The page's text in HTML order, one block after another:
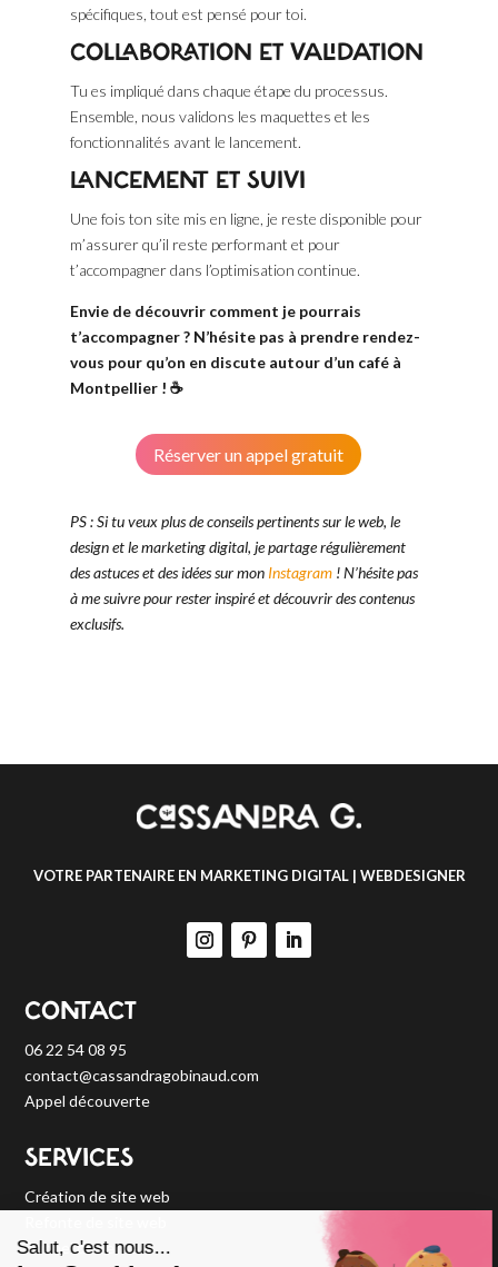
spécifiques, tout est pensé pour toi.
COLLABORATION ET VALIDATION
Tu es impliqué dans chaque étape du processus.
Ensemble, nous validons les maquettes et les
fonctionnalités avant le lancement.
LANCEMENT ET SUIVI
Une fois ton site mis en ligne, je reste disponible pour
m’assurer qu’il reste performant et pour
t’accompagner dans l’optimisation continue.
Envie de découvrir comment je pourrais
t’accompagner ? N’hésite pas à prendre rendez-
vous pour qu’on en discute autour d’un café à
Montpellier ! ☕
Réserver un appel gratuit
PS : Si tu veux plus de conseils pertinents sur le web, le
design et le marketing digital, je partage régulièrement
des astuces et des idées sur mon Instagram! N’hésite pas
à me suivre pour rester inspiré et découvrir des contenus
exclusifs.
VOTRE PARTENAIRE EN MARKETING DIGITAL | WEBDESIGNER
CONTACT
06 22 54 08 95
contact@cassandragobinaud.com
Appel découverte
SERVICES
Création de site web
Tunnel de vente